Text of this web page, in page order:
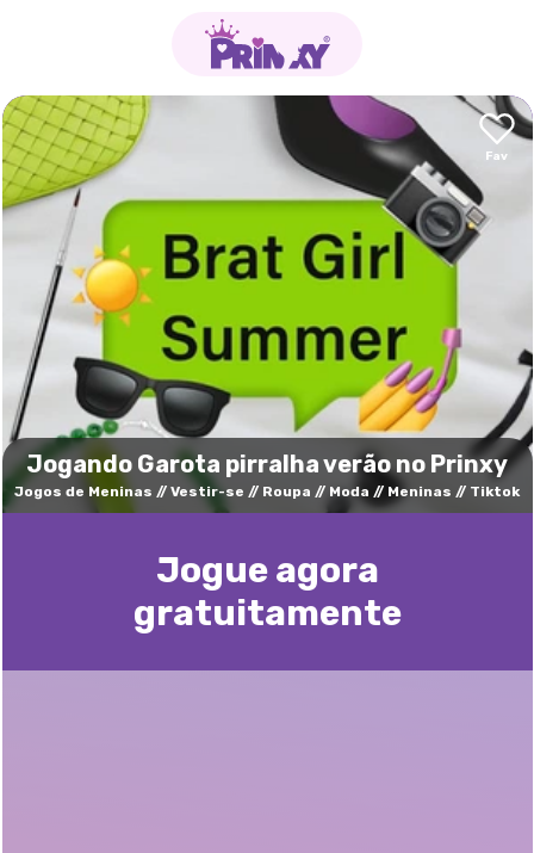
Jogando Garota pirralha verão no Prinxy
Jogos de Meninas Vestir-se Roupa Moda Meninas Tiktok
Jogue agora
gratuitamente